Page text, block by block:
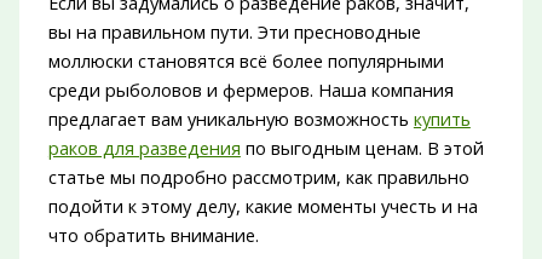
вы на правильном пути. Эти пресноводные
моллюски становятся всё более популярными
среди рыболовов и фермеров. Наша компания
предлагает вам уникальную возможность купить
раков для разведения по выгодным ценам. В этой
статье мы подробно рассмотрим, как правильно
подойти к этому делу, какие моменты учесть и на
что обратить внимание.